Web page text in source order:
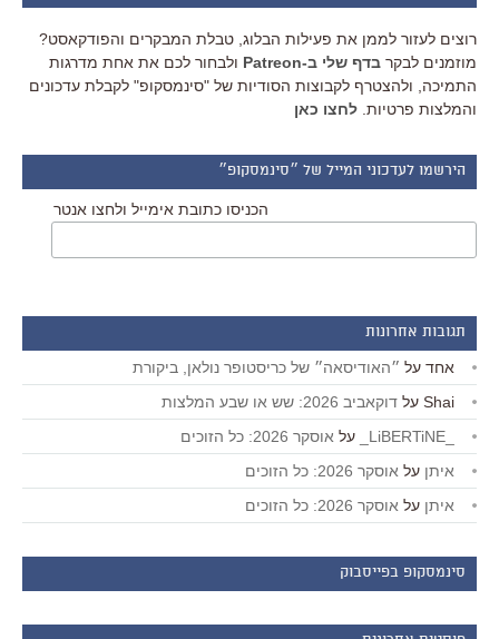
רוצים לעזור לממן את פעילות הבלוג, טבלת המבקרים והפודקאסט?
מוזמנים לבקר בדף שלי ב-Patreon
ולבחור לכם את אחת מדרגות
התמיכה, ולהצטרף לקבוצות הסודיות של "סינמסקופ" לקבלת עדכונים
והמלצות פרטיות. לחצו כאן
הירשמו לעדכוני המייל של ״סינמסקופ״
הכניסו כתובת אימייל ולחצו אנטר
תגובות אחרונות
אחד על ״האודיסאה״ של כריסטופר נולאן, ביקורת
Shai על דוקאביב 2026: שש או שבע המלצות
על אוסקר 2026: כל הזוכים
איתן על אוסקר 2026: כל הזוכים
איתן על אוסקר 2026: כל הזוכים
סינמסקופ בפייסבוק